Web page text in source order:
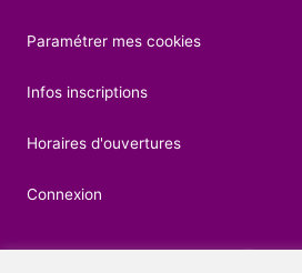
Paramétrer mes cookies
Infos inscriptions
Horaires d'ouvertures
Connexion